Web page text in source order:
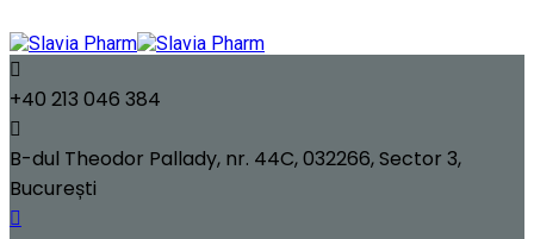
+40 213 046 384​
B-dul Theodor Pallady, nr. 44C, 032266, Sector 3,
București